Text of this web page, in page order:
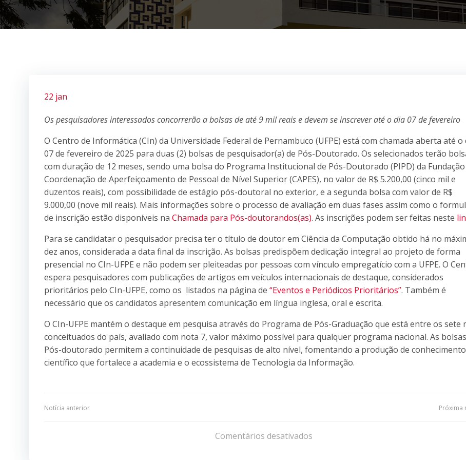
22 jan
Os pesquisadores interessados concorrerão a bolsas de até 9 mil reais e devem se inscrever até o dia 07 de fevereiro
O Centro de Informática (CIn) da Universidade Federal de Pernambuco (UFPE) está com chamada aberta até o
07 de fevereiro de 2025 para duas (2) bolsas de pesquisador(a) de Pós-Doutorado. Os selecionados terão
com duração de 12 meses, sendo uma bolsa do Programa Institucional de Pós-Doutorado (PIPD) da Fundação
Coordenação de Aperfeiçoamento de Pessoal de Nível Superior (CAPES), no valor de R$ 5.200,00 (cinco mil e
duzentos reais), com possibilidade de estágio pós-doutoral no exterior, e a segunda bolsa com valor de R$
9.000,00 (nove mil reais). Mais informações sobre o processo de avaliação em duas fases assim como o
de inscrição estão disponíveis na Chamada para Pós-doutorandos(as). As inscrições podem ser feitas neste
Para se candidatar o pesquisador precisa ter o título de doutor em Ciência da Computação obtido há no
dez anos, considerada a data final da inscrição. As bolsas predispõem dedicação integral ao projeto de forma
presencial no CIn-UFPE e não podem ser pleiteadas por pessoas com vínculo empregatício com a UFPE. O
espera pesquisadores com publicações de artigos em veículos internacionais de destaque, considerados
prioritários pelo CIn-UFPE, como os listados na página de “Eventos e Periódicos Prioritários”. Também é
necessário que os candidatos apresentem comunicação em língua inglesa, oral e escrita.
O CIn-UFPE mantém o destaque em pesquisa através do Programa de Pós-Graduação que está entre os sete
conceituados do país, avaliado com nota 7, valor máximo possível para qualquer programa nacional. As
Pós-doutorado permitem a continuidade de pesquisas de alto nível, fomentando a produção de conhecimento
científico que fortalece a academia e o ecossistema de Tecnologia da Informação.
Navegação
Notícia anterior
de
Próxima
Comentários desativados